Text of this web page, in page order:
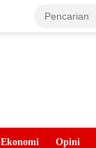
Ekonomi Opini